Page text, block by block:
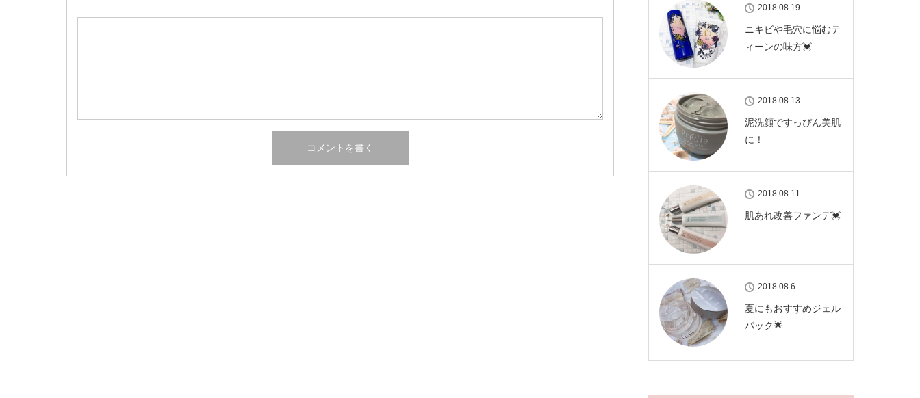
2018.08.19
ニキビや毛穴に悩むテ
ィーンの味方💓
2018.08.13
泥洗顔ですっぴん美肌
に！
2018.08.11
肌あれ改善ファンデ💓
2018.08.6
夏にもおすすめジェル
パック🌟